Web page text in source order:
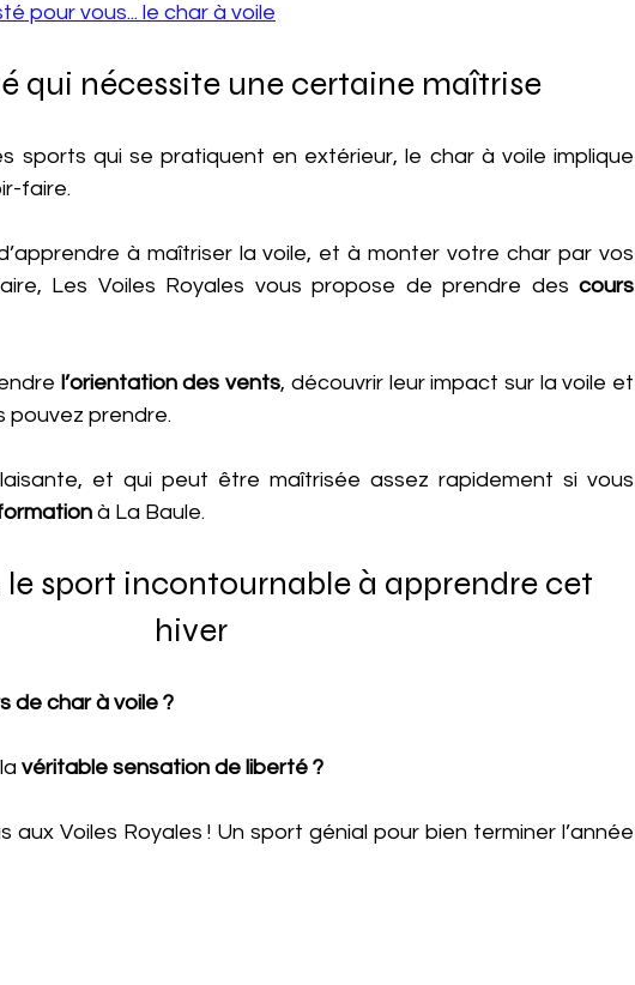
pour vous... le char à voile
qui nécessite une certaine maîtrise
sports qui se pratiquent en extérieur, le char à voile implique
faire.
à maîtriser la voile, et à monter votre char par vos
Les Voiles Royales vous propose de prendre des cours
l’orientation des vents, découvrir leur impact sur la voile et
pouvez prendre.
et qui peut être maîtrisée assez rapidement si vous
à La Baule.
le sport incontournable à apprendre cet
hiver
de char à voile ?
véritable sensation de liberté ?
aux Voiles Royales ! Un sport génial pour bien terminer l’année